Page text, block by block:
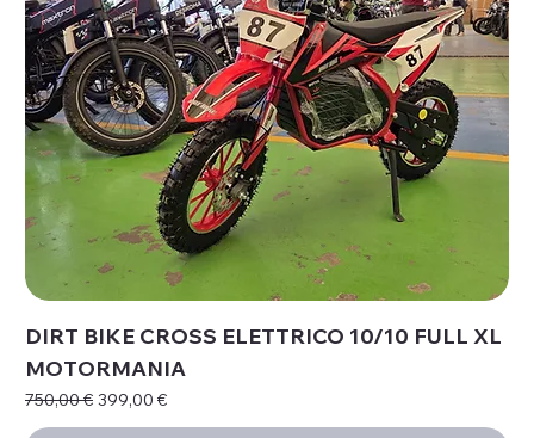
DIRT BIKE CROSS ELETTRICO 10/10 FULL XL
MOTORMANIA
Prezzo regolare
750,00 € Prezzo scontato
399,00 €